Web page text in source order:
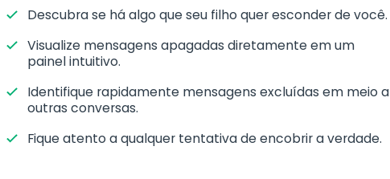
Descubra se há algo que seu filho quer esconder de você.
Visualize mensagens apagadas diretamente em um
painel intuitivo.
Identifique rapidamente mensagens excluídas em meio a
outras conversas.
Fique atento a qualquer tentativa de encobrir a verdade.